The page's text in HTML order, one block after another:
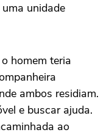
unidade
homem teria
ambos residiam.
e buscar ajuda.
ao